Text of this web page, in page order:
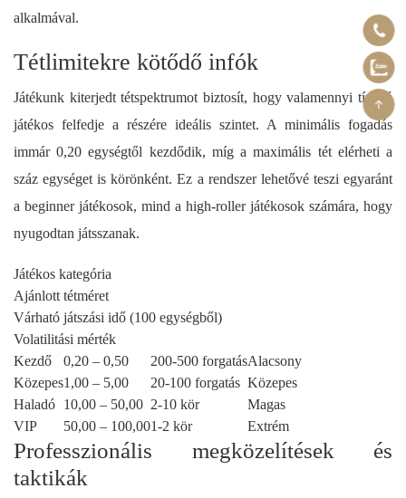
alkalmával.
Tétlimitekre kötődő infók
Játékunk kiterjedt tétspektrumot biztosít, hogy valamennyi típusú
játékos felfedje a részére ideális szintet. A minimális fogadás
immár 0,20 egységtől kezdődik, míg a maximális tét elérheti a
száz egységet is körönként. Ez a rendszer lehetővé teszi egyaránt
a beginner játékosok, mind a high-roller játékosok számára, hogy
nyugodtan játsszanak.
Játékos kategória
Ajánlott tétméret
Várható játszási idő (100 egységből)
Volatilitási mérték
Kezdő
0,20 – 0,50 200-500 forgatásAlacsony
Közepes1,00 – 5,00 20-100 forgatás Közepes
Haladó 10,00 – 50,00 2-10 kör
Magas
VIP
50,00 – 100,001-2 kör Extrém
Professzionális megközelítések és
taktikák